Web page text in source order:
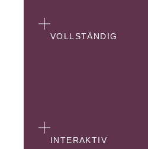
VOLLSTÄNDIG
INTERAKTIV